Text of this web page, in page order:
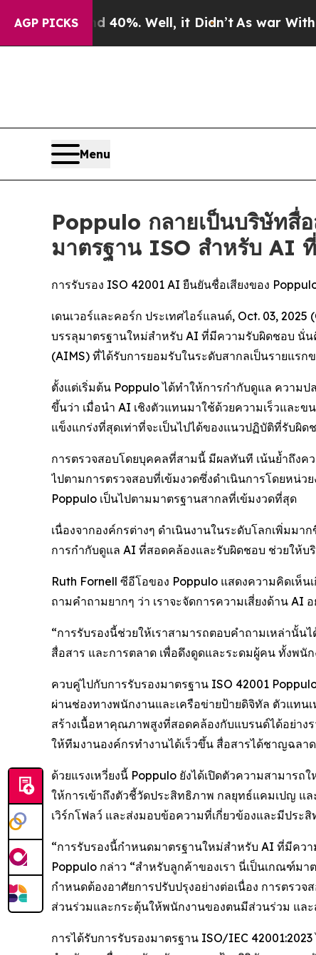
AGP PICKS40%. Well, it Didn’t As war With Iran
Menu
Poppulo กลายเป็นบริษัทสื่
มาตรฐาน ISO สำหรับ AI
การรับรอง ISO 42001 AI ยืนยันชื่อเสียงของ
เดนเวอร์และคอร์ก ประเทศไอร์แลนด์, Oct. 03,
บรรลุมาตรฐานใหม่สำหรับ AI ที่มีความรับผิดชอบ นั่น
(AIMS) ที่ได้รับการยอมรับในระดับสากลเป็นรายแรก
ตั้งแต่เริ่มต้น Poppulo ได้ทำให้การกำกับดูแล ความ
ขึ้นว่า เมื่อนำ AI เชิงตัวแทนมาใช้ด้วยความเร็วและ
แข็งแกร่งที่สุดเท่าที่จะเป็นไปได้ของแนวปฏิบัติที่รับผิ
การตรวจสอบโดยบุคคลที่สามนี้ มีผลทันที เน้นย้ำถึงค
ไปตามการตรวจสอบที่เข้มงวดซึ่งดำเนินการโดยหน่ว
Poppulo เป็นไปตามมาตรฐานสากลที่เข้มงวดที่สุด
เนื่องจากองค์กรต่างๆ ดำเนินงานในระดับโลกเพิ่มม
การกำกับดูแล AI ที่สอดคล้องและรับผิดชอบ ช่วยให้
Ruth Fornell ซีอีโอของ Poppulo แสดงความคิดเห็
ถามคำถามยากๆ ว่า เราจะจัดการความเสี่ยงด้าน
“การรับรองนี้ช่วยให้เราสามารถตอบคำถามเหล่านั้
สื่อสาร และการตลาด เพื่อดึงดูดและระดมผู้คน ทั้งพ
ควบคู่ไปกับการรับรองมาตรฐาน ISO 42001
ผ่านช่องทางพนักงานและเครือข่ายป้ายดิจิทัล ตัวแทน
สร้างเนื้อหาคุณภาพสูงที่สอดคล้องกับแบรนด์ได้อย่าง
ให้ทีมงานองค์กรทำงานได้เร็วขึ้น สื่อสารได้ชาญฉล
ด้วยแรงเหวี่ยงนี้ Poppulo ยังได้เปิดตัวความสามา
ให้การเข้าถึงตัวชี้วัดประสิทธิภาพ กลยุทธ์แคมเปญ แ
เวิร์กโฟลว์ และส่งมอบข้อความที่เกี่ยวข้องและมีประ
“การรับรองนี้กำหนดมาตรฐานใหม่สำหรับ AI ที่มีคว
Poppulo กล่าว “สำหรับลูกค้าของเรา นี่เป็นเกณฑ์ม
กำหนดต้องอาศัยการปรับปรุงอย่างต่อเนื่อง การตรว
ส่วนร่วมและกระตุ้นให้พนักงานของตนมีส่วนร่วม แล
การได้รับการรับรองมาตรฐาน ISO/IEC